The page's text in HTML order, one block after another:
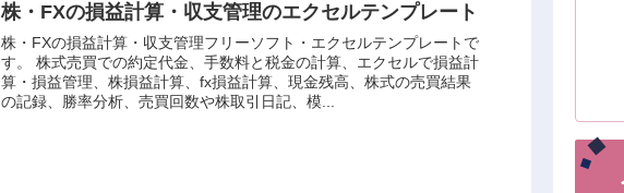
株・FXの損益計算・収支管理のエクセルテンプレート
株・FXの損益計算・収支管理フリーソフト・エクセルテンプレートで
す。 株式売買での約定代金、手数料と税金の計算、エクセルで損益計
算・損益管理、株損益計算、fx損益計算、現金残高、株式の売買結果
の記録、勝率分析、売買回数や株取引日記、模...